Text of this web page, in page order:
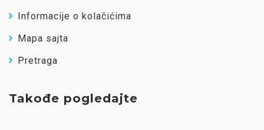
Informacije o kolačićima
Mapa sajta
Pretraga
Takođe pogledajte